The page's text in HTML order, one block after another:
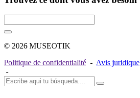
© 2026 MUSEOTIK
Politique de confidentialité - Avis juridique
-